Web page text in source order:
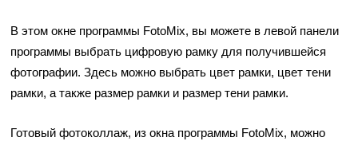
В этом окне программы FotoMix, вы можете в левой панели
программы выбрать цифровую рамку для получившейся
фотографии. Здесь можно выбрать цвет рамки, цвет тени
рамки, а также размер рамки и размер тени рамки.
Готовый фотоколлаж, из окна программы FotoMix, можно